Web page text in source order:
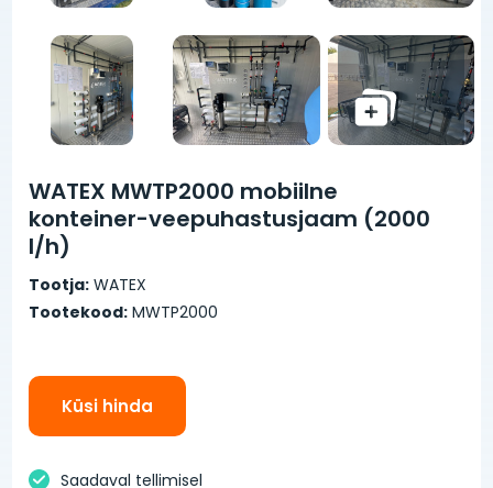
WATEX MWTP2000 mobiilne
konteiner-veepuhastusjaam (2000
l/h)
Tootja: WATEX
Tootekood: MWTP2000
Küsi hinda
Saadaval tellimisel